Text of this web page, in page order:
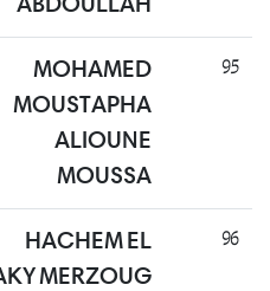
95
MOHAMED
MOUSTAPHA
ALIOUNE
MOUSSA
96
HACHEM EL
AKY MERZOUG